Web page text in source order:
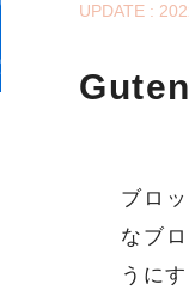
UPDATE :
ブロ
なブ
うに